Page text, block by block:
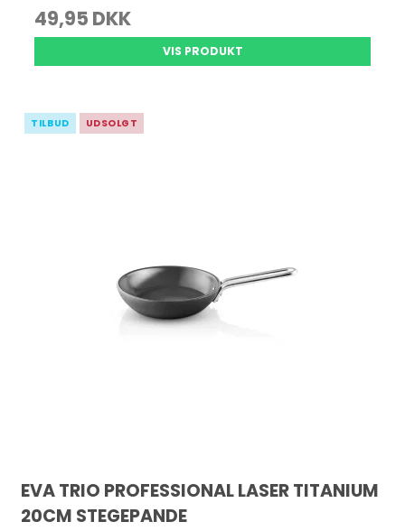
49,95 DKK
VIS PRODUKT
TILBUD UDSOLGT
EVA TRIO PROFESSIONAL LASER TITANIUM
20CM STEGEPANDE